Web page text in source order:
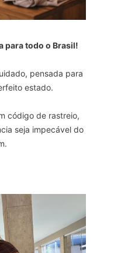
para todo o Brasil!
pensada para
estado.
código de rastreio,
seja impecável do